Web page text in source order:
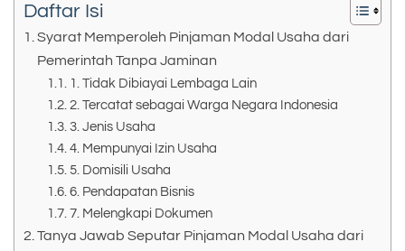
Daftar Isi
Syarat Memperoleh Pinjaman Modal Usaha dari
Pemerintah Tanpa Jaminan
1. Tidak Dibiayai Lembaga Lain
2. Tercatat sebagai Warga Negara Indonesia
3. Jenis Usaha
4. Mempunyai Izin Usaha
5. Domisili Usaha
6. Pendapatan Bisnis
7. Melengkapi Dokumen
Tanya Jawab Seputar Pinjaman Modal Usaha dari